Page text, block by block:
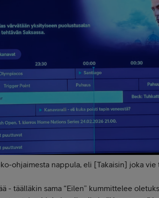
ohjaimesta nappula, eli [Takaisin] joka vie
- täälläkin sama “Eilen” kummittelee